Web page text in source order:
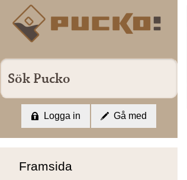
Framsida
Logga in Gå med